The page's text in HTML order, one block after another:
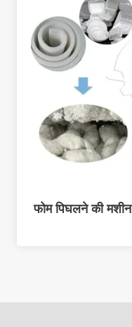
फोम पिघलने की मशीन